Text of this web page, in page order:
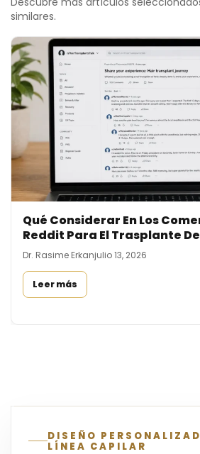
similares.
Qué Considerar En Los
Reddit Para El Trasplante
Dr. Rasime Erkanjulio 13, 2026
Leer más
DISEÑO
LÍNEA CAPILAR